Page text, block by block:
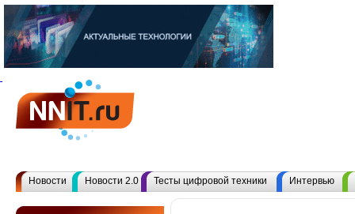
Новости Новости 2.0 Тесты цифровой техники Интервью